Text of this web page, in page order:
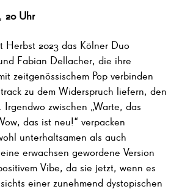
, 20 Uhr
Herbst 2023 das Kölner Duo
Fabian Dellacher, die ihre
zeitgenössischem Pop verbinden
zu dem Widerspruch liefern, den
zwischen „Warte, das
das ist neu!“ verpacken
unterhaltsamen als auch
erwachsen gewordene Version
Vibe, da sie jetzt, wenn es
einer zunehmend dystopischen